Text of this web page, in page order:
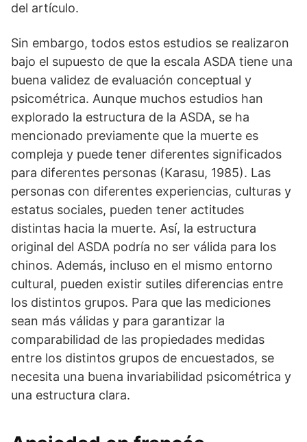
del artículo.
Sin embargo, todos estos estudios se realizaron
bajo el supuesto de que la escala ASDA tiene una
buena validez de evaluación conceptual y
psicométrica. Aunque muchos estudios han
explorado la estructura de la ASDA, se ha
mencionado previamente que la muerte es
compleja y puede tener diferentes significados
para diferentes personas (Karasu, 1985). Las
personas con diferentes experiencias, culturas y
estatus sociales, pueden tener actitudes
distintas hacia la muerte. Así, la estructura
original del ASDA podría no ser válida para los
chinos. Además, incluso en el mismo entorno
cultural, pueden existir sutiles diferencias entre
los distintos grupos. Para que las mediciones
sean más válidas y para garantizar la
comparabilidad de las propiedades medidas
entre los distintos grupos de encuestados, se
necesita una buena invariabilidad psicométrica y
una estructura clara.